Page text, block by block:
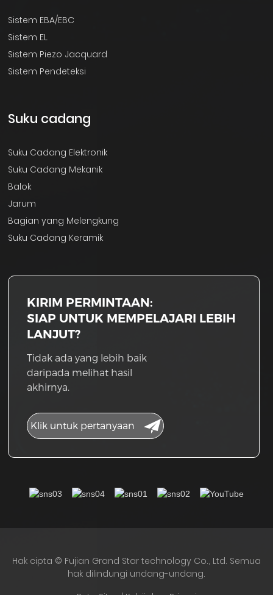
Sistem EBA/EBC
Sistem EL
Sistem Piezo Jacquard
Sistem Pendeteksi
Suku cadang
Suku Cadang Elektronik
Suku Cadang Mekanik
Balok
Jarum
Bagian yang Melengkung
Suku Cadang Keramik
KIRIM PERMINTAAN:
SIAP UNTUK MEMPELAJARI LEBIH
LANJUT?
Tidak ada yang lebih baik
daripada melihat hasil
akhirnya.
Klik untuk pertanyaan
Hak cipta © Fujian Grand Star technology Co., Ltd. Semua
hak dilindungi undang-undang.